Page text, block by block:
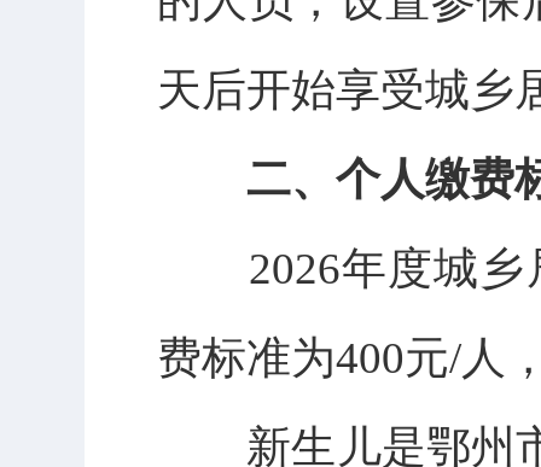
天后开始享受城乡
二、个人缴费
2026年度城
费标准为400元/人
新生儿是鄂州市